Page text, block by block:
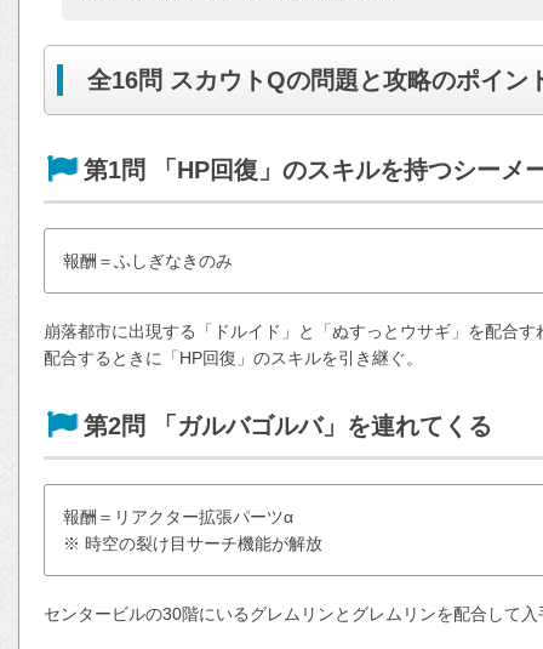
全16問 スカウトQの問題と攻略のポイン
第1問 「HP回復」のスキルを持つシーメ
報酬＝ふしぎなきのみ
崩落都市に出現する「ドルイド」と「ぬすっとウサギ」を配合
配合するときに「HP回復」のスキルを引き継ぐ。
第2問 「ガルバゴルバ」を連れてくる
報酬＝リアクター拡張パーツα
※ 時空の裂け目サーチ機能が解放
センタービルの30階にいるグレムリンとグレムリンを配合して入